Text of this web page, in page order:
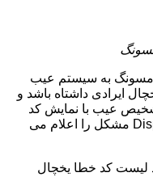
به سیستم عیب
ایرادی داشتاه باشد و
عیب با نمایش کد
خطای مربوطه بر روی نمایشگر یا Display مشکل را اعلام می
لیست کد خطا یخچال